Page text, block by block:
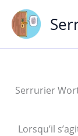
contenu
Serrurier
Lorsqu’il